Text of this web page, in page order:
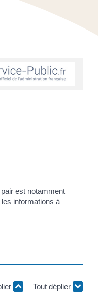
est notamment
informations à
Tout déplier